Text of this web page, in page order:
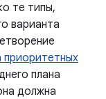
те типы,
варианта
плана
должна